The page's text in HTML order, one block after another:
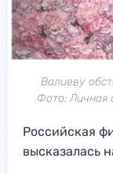
Валиеву
Фото: Личная
Российская
высказалась